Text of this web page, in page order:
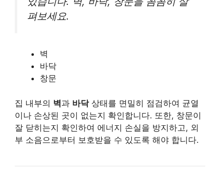
펴보세요.
벽
바닥
창문
집 내부의 벽과 바닥상태를 면밀히 점검하여 균열
이나 손상된 곳이 없는지 확인합니다. 또한, 창문이
잘 닫히는지 확인하여 에너지 손실을 방지하고, 외
부 소음으로부터 보호받을 수 있도록 해야 합니다.